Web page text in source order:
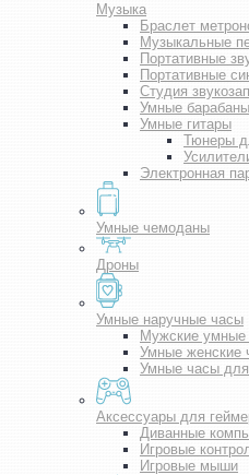
Музыка
Браслет
Музыкальные
Портативные
Портативные
Студия
Умные барабаны
Умные гитары
Тюнеры
Электронная
Умные чемоданы
Дроны
Умные наручные часы
Мужские умные
Умные женские
Умные часы
Аксессуары для
Диванные
Игровые
Игровые мыши